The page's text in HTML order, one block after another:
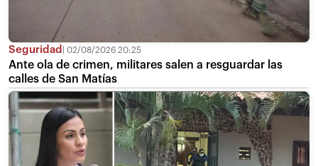
Seguridad 02/08/2026 20:25
Ante ola de crimen, militares salen a resguardar las
calles de San Matías